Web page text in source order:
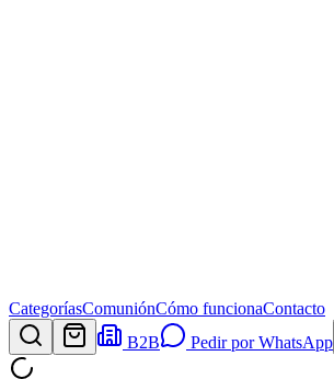
CategoríasComuniónCómo funcionaContacto
B2B
Pedir por WhatsApp